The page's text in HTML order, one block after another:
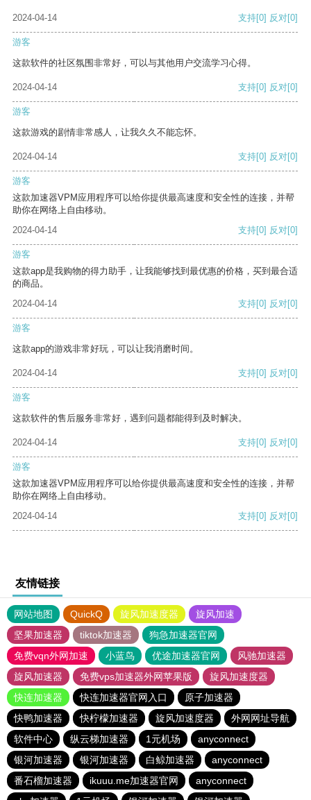
2024-04-14 支持[0] 反对[0]
游客
这款软件的社区氛围非常好，可以与其他用户交流学习心得。
2024-04-14 支持[0] 反对[0]
游客
这款游戏的剧情非常感人，让我久久不能忘怀。
2024-04-14 支持[0] 反对[0]
游客
这款加速器VPM应用程序可以给你提供最高速度和安全性的连接，并帮
助你在网络上自由移动。
2024-04-14
支持[0] 反对[0]
游客
这款app是我购物的得力助手，让我能够找到最优惠的价格，买到最合适
的商品。
2024-04-14
支持[0] 反对[0]
游客
这款app的游戏非常好玩，可以让我消磨时间。
2024-04-14 支持[0] 反对[0]
游客
这款软件的售后服务非常好，遇到问题都能得到及时解决。
2024-04-14 支持[0] 反对[0]
游客
这款加速器VPM应用程序可以给你提供最高速度和安全性的连接，并帮
助你在网络上自由移动。
2024-04-14
支持[0] 反对[0]
友情链接
网站地图 QuickQ 旋风加速度器
旋风加速
坚果加速器
tiktok加速器
狗急加速器官网
免费vqn外网加速
小蓝鸟 优途加速器官网
风驰加速器
旋风加速器
免费vps加速器外网苹果版
旋风加速度器
快连加速器
快连加速器官网入口
原子加速器
快鸭加速器
快柠檬加速器 旋风加速度器
外网网址导航
软件中心
纵云梯加速器 1元机场
anyconnect
银河加速器
银河加速器 白鲸加速器
anyconnect
番石榴加速器
ikuuu.me加速器官网
anyconnect